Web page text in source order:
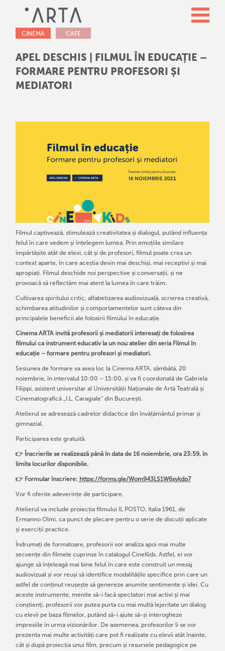
CINEMA CAFE
APEL DESCHIS | FILMUL ÎN EDUCAȚIE –
FORMARE PENTRU PROFESORI ȘI
MEDIATORI
Filmul captivează, stimulează creativitatea și dialogul, putând influența
felul în care vedem și înțelegem lumea. Prin emoțiile similare
împărtășite atât de elevi, cât și de profesori, filmul poate crea un
context aparte, în care aceștia devin mai deschiși, mai receptivi și mai
apropiați. Filmul deschide noi perspective și conversații, și ne
provoacă să reflectăm mai atent la lumea în care trăim.
Cultivarea spiritului critic, alfabetizarea audiovizuală, scrierea creativă,
schimbarea atitudinilor și comportamentelor sunt câteva din
principalele beneficii ale folosirii filmului în educație.
Cinema ARTA invită profesorii și mediatorii interesați de folosirea
filmului ca instrument educativ la un nou atelier din seria Filmul în
educație – formare pentru profesori și mediatori.
Sesiunea de formare va avea loc la Cinema ARTA, sâmbătă, 20
noiembrie, în intervalul 10:00 – 15:00, și va fi coordonată de Gabriela
Filippi, asistent universitar al Universității Naționale de Artă Teatrală și
Cinematografică „I.L. Caragiale” din București.
Atelierul se adresează cadrelor didactice din învățământul primar și
gimnazial.
Participarea este gratuită.
👉 Înscrierile se realizează până în data de 16 noiembrie, ora 23:59, în
limita locurilor disponibile.
👉 Formular înscriere: https://forms.gle/Wom943LS1W6sykdp7
Vor fi oferite adeverințe de participare.
Atelierul va include proiecția filmului IL POSTO, Italia 1961, de
Ermanno Olmi, ca punct de plecare pentru o serie de discuții aplicate
și exerciții practice.
Îndrumați de formatoare, profesorii vor analiza apoi mai multe
secvențe din filmele cuprinse în catalogul CineKids. Astfel, ei vor
ajunge să înțeleagă mai bine felul în care este construit un mesaj
audiovizual și vor reuși să identifice modalitățile specifice prin care un
astfel de conținut reușește să genereze anumite sentimente și idei. Cu
aceste instrumente, menite să-i facă spectatori mai activi și mai
conștienți, profesorii vor putea purta cu mai multă lejeritate un dialog
cu elevii pe baza filmelor, putând să-i ajute să-și interogheze
impresiile în urma vizionărilor. De asemenea, profesorilor li se vor
prezenta mai multe activități care pot fi realizate cu elevii atât înainte,
cât și după proiecția unui film, precum și resursele pedagogice pe